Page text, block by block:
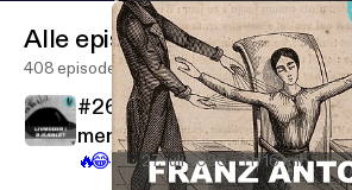
Alle episoder
408 episoder
#267: Sommersjov med
menstruationscyklus
🔥😂 27. juli 2026 1 h 16 min